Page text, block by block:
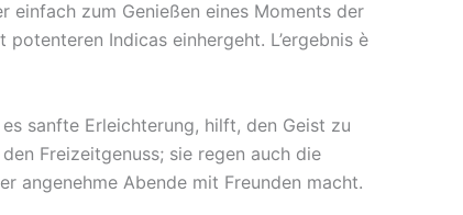
zum Genießen eines Moments der
Indicas einhergeht. L’ergebnis è
sanfte Erleichterung, hilft, den Geist zu
Freizeitgenuss; sie regen auch die
angenehme Abende mit Freunden macht.